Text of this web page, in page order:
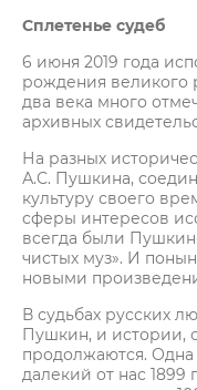
Сплетенье судеб
6 июня 2019 года
рождения великого
два века много
архивных
На разных
А.С. Пушкина,
культуру своего
сферы интересов
всегда были
чистых муз». И
новыми
В судьбах русских
Пушкин, и истории,
продолжаются. Одна
далекий от нас 1899